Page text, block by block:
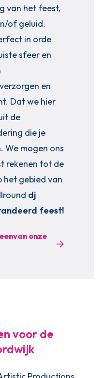
van het feest,
of geluid.
in orde
sfeer en
en
Dat we hier
de
die je
We mogen ons
rekenen tot de
het gebied van
dj
feest!
onze
voor de